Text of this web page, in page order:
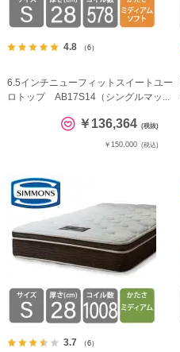
4.8 （6）
6.5インチニューフィットスイートユー
ロトップ AB17S14（シングルマッ...
￥136,364 (税抜)
￥150,000 (税込)
3.7 （6）